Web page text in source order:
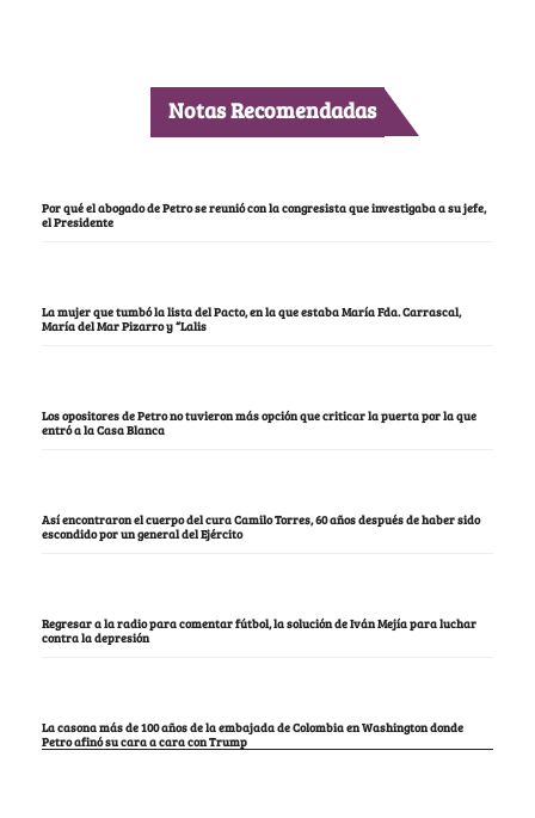
Notas Recomendadas
Por qué el abogado de Petro se reunió con la congresista que investigaba a su jefe,
el Presidente
La mujer que tumbó la lista del Pacto, en la que estaba María Fda. Carrascal,
María del Mar Pizarro y “Lalis
Los opositores de Petro no tuvieron más opción que criticar la puerta por la que
entró a la Casa Blanca
Así encontraron el cuerpo del cura Camilo Torres, 60 años después de haber sido
escondido por un general del Ejército
Regresar a la radio para comentar fútbol, la solución de Iván Mejía para luchar
contra la depresión
La casona más de 100 años de la embajada de Colombia en Washington donde
Petro afinó su cara a cara con Trump